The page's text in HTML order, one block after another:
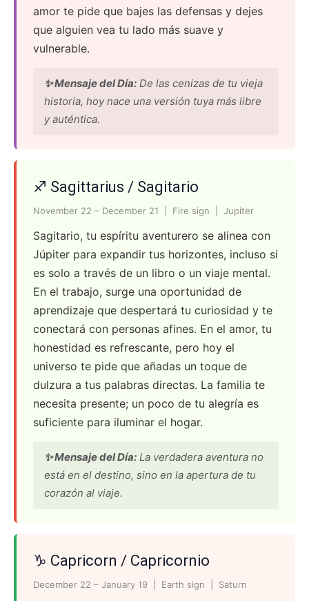
amor te pide que bajes las defensas y dejes
que alguien vea tu lado más suave y
vulnerable.
✨ Mensaje del Día: De las cenizas de tu vieja
historia, hoy nace una versión tuya más libre
y auténtica.
♐ Sagittarius / Sagitario
November 22 – December 21 | Fire sign | Jupiter
Sagitario, tu espíritu aventurero se alinea con
Júpiter para expandir tus horizontes, incluso si
es solo a través de un libro o un viaje mental.
En el trabajo, surge una oportunidad de
aprendizaje que despertará tu curiosidad y te
conectará con personas afines. En el amor, tu
honestidad es refrescante, pero hoy el
universo te pide que añadas un toque de
dulzura a tus palabras directas. La familia te
necesita presente; un poco de tu alegría es
suficiente para iluminar el hogar.
✨ Mensaje del Día: La verdadera aventura no
está en el destino, sino en la apertura de tu
corazón al viaje.
♑ Capricorn / Capricornio
December 22 – January 19 | Earth sign | Saturn